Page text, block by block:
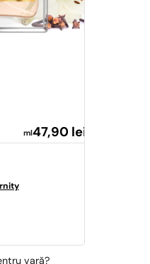
ml47,90 lei
vară?